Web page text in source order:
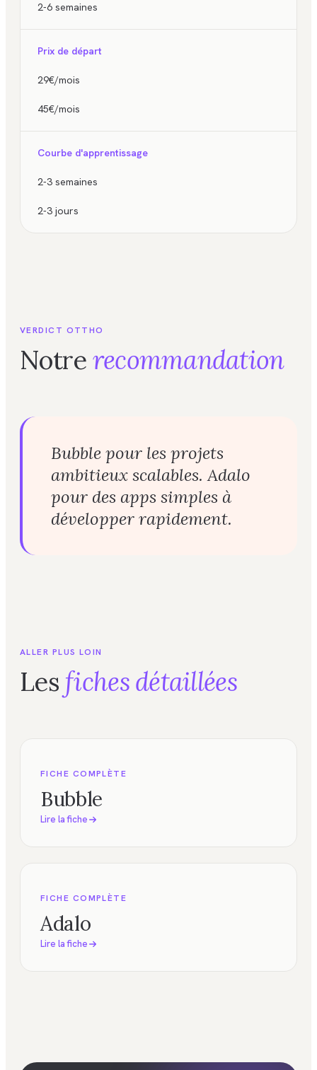
2-6 semaines
Prix de départ
29€/mois
45€/mois
Courbe d'apprentissage
2-3 semaines
2-3 jours
VERDICT OTTHO
Notrerecommandation
Bubble pour les projets
ambitieux scalables. Adalo
pour des apps simples à
développer rapidement.
ALLER PLUS LOIN
Les fiches détaillées
FICHE COMPLÈTE
Bubble
Lire la fiche
FICHE COMPLÈTE
Adalo
Lire la fiche